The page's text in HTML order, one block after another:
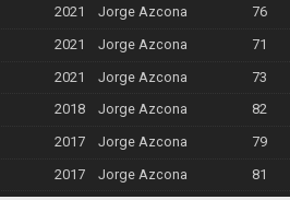
76
Jorge Azcona
2021
71
Jorge Azcona
2021
73
Jorge Azcona
2021
82
Jorge Azcona
2018
79
Jorge Azcona
2017
81
Jorge Azcona
2017